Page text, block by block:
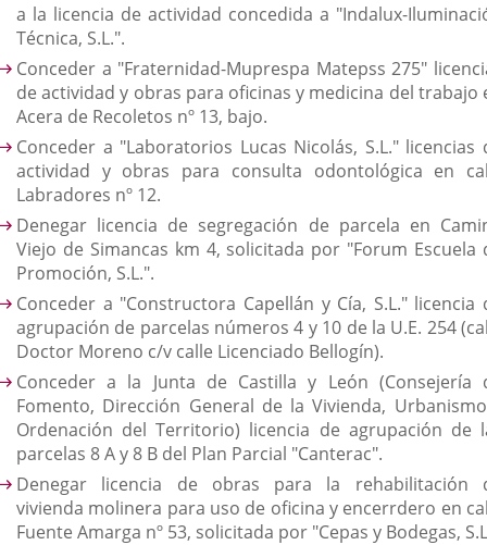
a la licencia de actividad concedida a "Indalux-
Técnica, S.L.".
Conceder a "Fraternidad-Muprespa Matepss 275"
de actividad y obras para oficinas y medicina del trabajo
Acera de Recoletos nº 13, bajo.
Conceder a "Laboratorios Lucas Nicolás, S.L." licencias
actividad y obras para consulta odontológica en
Labradores nº 12.
Denegar licencia de segregación de parcela en
Viejo de Simancas km 4, solicitada por "Forum Escuela
Promoción, S.L.".
Conceder a "Constructora Capellán y Cía, S.L." licencia
agrupación de parcelas números 4 y 10 de la U.E. 254
Doctor Moreno c/v calle Licenciado Bellogín).
Conceder a la Junta de Castilla y León (Consejería
Fomento, Dirección General de la Vivienda,
Ordenación del Territorio) licencia de agrupación de
parcelas 8 A y 8 B del Plan Parcial "Canterac".
Denegar licencia de obras para la rehabilitación
vivienda molinera para uso de oficina y encerrdero en
Fuente Amarga nº 53, solicitada por "Cepas y Bodegas,